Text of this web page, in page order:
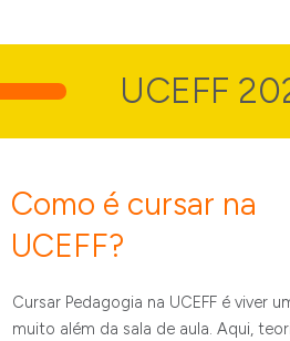
UCEFF 2026
Como é cursar na
UCEFF?
Cursar Pedagogia na UCEFF é viver
muito além da sala de aula. Aqui,